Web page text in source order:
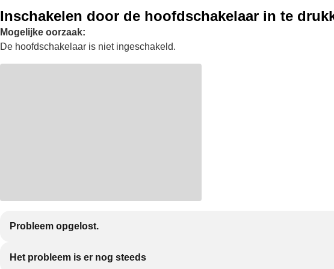
Inschakelen door de hoofdschakelaar in te
Mogelijke oorzaak:
De hoofdschakelaar is niet ingeschakeld.
Probleem opgelost.
Het probleem is er nog steeds